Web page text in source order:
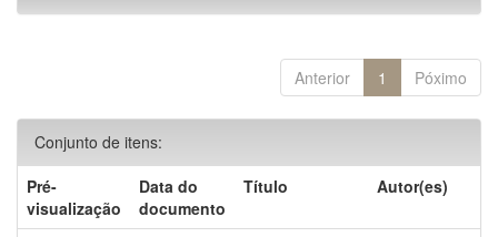
Anterior 1 Póximo
Conjunto de itens:
Pré-
visualização
Data do
documento
Título Autor(es)